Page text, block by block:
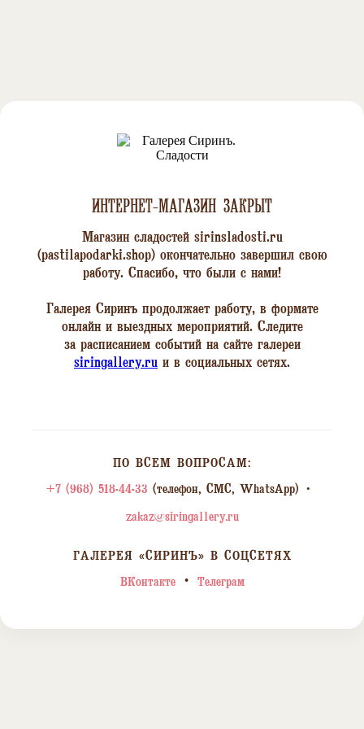
ИНТЕРНЕТ-МАГАЗИН ЗАКРЫТ
Магазин сладостей sirinsladosti.ru
(pastilapodarki.shop)окончательно завершил свою
работу. Спасибо, что были с нами!
Галерея Сиринъ продолжает работу, в формате
онлайн и выездных мероприятий. Следите
за расписанием событий на сайте галереи
siringallery.ru и в социальных сетях.
ПО ВСЕМ ВОПРОСАМ:
+7 (968) 518-44-33 (телефон, СМС, WhatsApp) •
zakaz@siringallery.ru
ГАЛЕРЕЯ «СИРИНЪ» В СОЦСЕТЯХ
ВКонтакте• Телеграм